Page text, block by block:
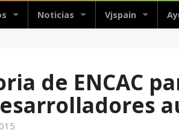
Noticias Vjspain
de ENCAC